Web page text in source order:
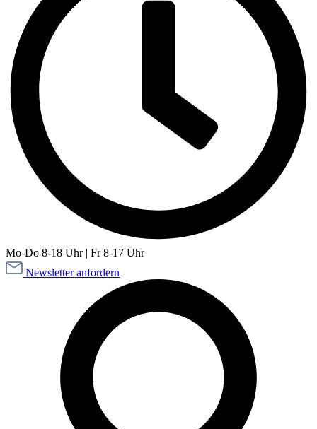
Mo-Do 8-18 Uhr | Fr 8-17 Uhr
Newsletter anfordern